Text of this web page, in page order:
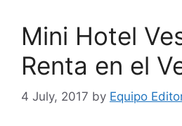
Mini Hotel
Renta en el
4 July, 2017 by Equipo